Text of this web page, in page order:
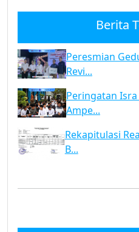
Berita
Peresmian
Revi...
Peringatan
Ampe...
Rekapitulasi
B...